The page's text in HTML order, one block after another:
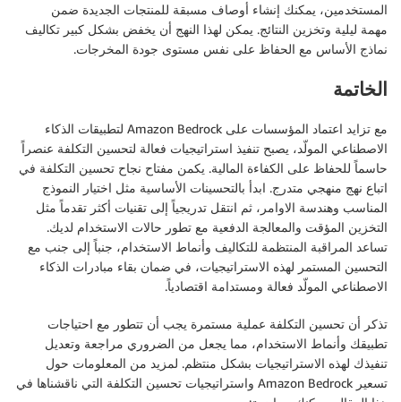
المستخدمين، يمكنك إنشاء أوصاف مسبقة للمنتجات الجديدة ضمن
مهمة ليلية وتخزين النتائج. يمكن لهذا النهج أن يخفض بشكل كبير تكاليف
نماذج الأساس مع الحفاظ على نفس مستوى جودة المخرجات.
الخاتمة
مع تزايد اعتماد المؤسسات على Amazon Bedrock لتطبيقات الذكاء
الاصطناعي المولّد، يصبح تنفيذ استراتيجيات فعالة لتحسين التكلفة عنصراً
حاسماً للحفاظ على الكفاءة المالية. يكمن مفتاح نجاح تحسين التكلفة في
اتباع نهج منهجي متدرج. ابدأ بالتحسينات الأساسية مثل اختيار النموذج
المناسب وهندسة الاوامر، ثم انتقل تدريجياً إلى تقنيات أكثر تقدماً مثل
التخزين المؤقت والمعالجة الدفعية مع تطور حالات الاستخدام لديك.
تساعد المراقبة المنتظمة للتكاليف وأنماط الاستخدام، جنباً إلى جنب مع
التحسين المستمر لهذه الاستراتيجيات، في ضمان بقاء مبادرات الذكاء
الاصطناعي المولّد فعالة ومستدامة اقتصادياً.
تذكر أن تحسين التكلفة عملية مستمرة يجب أن تتطور مع احتياجات
تطبيقك وأنماط الاستخدام، مما يجعل من الضروري مراجعة وتعديل
تنفيذك لهذه الاستراتيجيات بشكل منتظم. لمزيد من المعلومات حول
تسعير Amazon Bedrock واستراتيجيات تحسين التكلفة التي ناقشناها في